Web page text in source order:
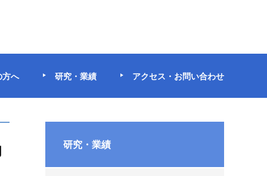
方へ 研究・業績 アクセス・お問い合わせ
研究・業績